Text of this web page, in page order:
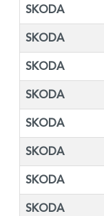
SKODA
SKODA
SKODA
SKODA
SKODA
SKODA
SKODA
SKODA